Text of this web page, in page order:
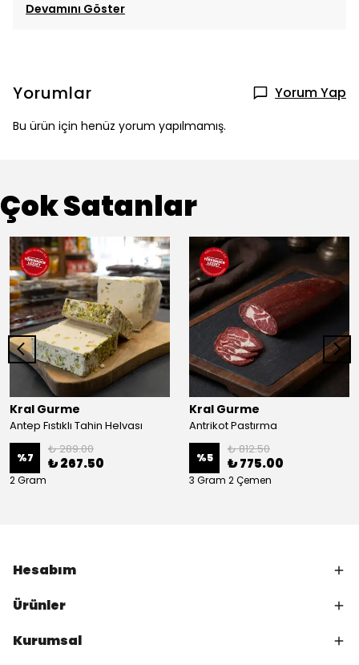
Devamını Göster
Yorumlar Yorum Yap
Bu ürün için henüz yorum yapılmamış.
Çok Satanlar
Kral Gurme
Antep Fıstıklı Tahin Helvası
%7
₺ 289.00
₺ 267.50
2 Gram
Kral Gurme
Antrikot Pastırma
%5
₺ 812.50
₺ 775.00
3 Gram 2 Çemen
Hesabım
Ürünler
Kurumsal